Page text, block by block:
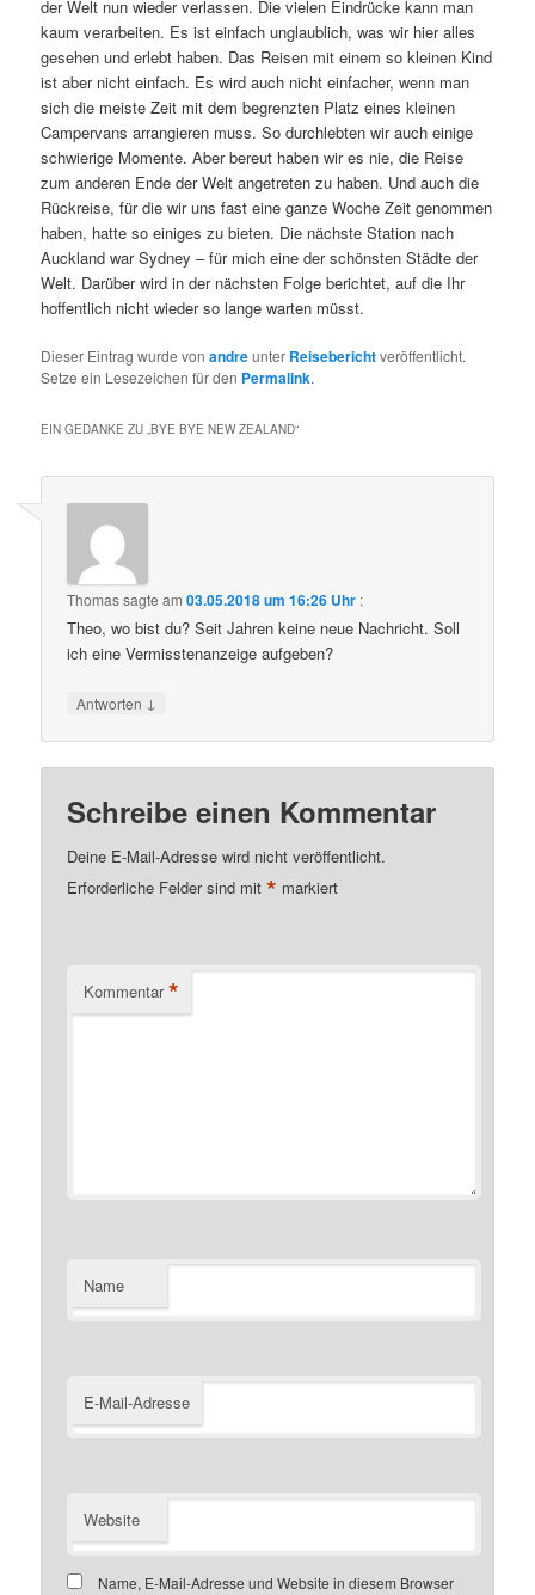
der Welt nun wieder verlassen. Die vielen Eindrücke kann man
kaum verarbeiten. Es ist einfach unglaublich, was wir hier alles
gesehen und erlebt haben. Das Reisen mit einem so kleinen Kind
ist aber nicht einfach. Es wird auch nicht einfacher, wenn man
sich die meiste Zeit mit dem begrenzten Platz eines kleinen
Campervans arrangieren muss. So durchlebten wir auch einige
schwierige Momente. Aber bereut haben wir es nie, die Reise
zum anderen Ende der Welt angetreten zu haben. Und auch die
Rückreise, für die wir uns fast eine ganze Woche Zeit genommen
haben, hatte so einiges zu bieten. Die nächste Station nach
Auckland war Sydney – für mich eine der schönsten Städte der
Welt. Darüber wird in der nächsten Folge berichtet, auf die Ihr
hoffentlich nicht wieder so lange warten müsst.
Dieser Eintrag wurde vonandreunter Reiseberichtveröffentlicht.
Setze ein Lesezeichen für den Permalink.
EIN GEDANKE ZU „BYE BYE NEW ZEALAND“
Thomassagte am03.05.2018 um 16:26 Uhr :
Theo, wo bist du? Seit Jahren keine neue Nachricht. Soll
ich eine Vermisstenanzeige aufgeben?
Antworten ↓
Schreibe einen Kommentar
Deine E-Mail-Adresse wird nicht veröffentlicht.
Erforderliche Felder sind mit* markiert
Kommentar *
Name
E-Mail-Adresse
Website
Name, E-Mail-Adresse und Website in diesem Browser